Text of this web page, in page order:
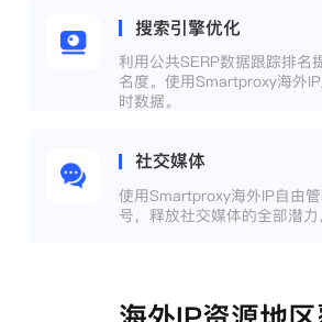
搜索引擎优化
利用公共SERP数据跟踪排名
名度。使用Smartproxy海外
时数据。
社交媒体
使用Smartproxy海外IP自由
号，释放社交媒体的全部潜力